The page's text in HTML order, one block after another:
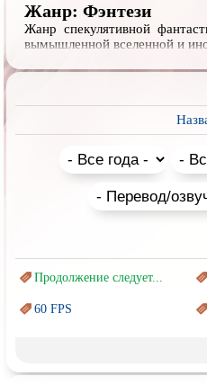
Жанр: Фэнтези
Жанр спекулятивной
вымышленной вселенной и
Продолжение следует...
60 FPS
Авангард иСюрреализм